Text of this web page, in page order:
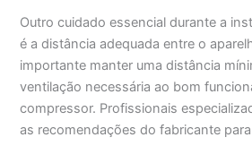
Outro cuidado essencial durante a
é a distância adequada entre o
importante manter uma distância
ventilação necessária ao bom
compressor. Profissionais
as recomendações do fabricante